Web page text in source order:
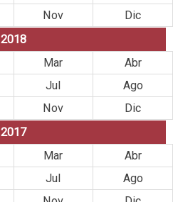
Nov
Dic
2018
Mar
Abr
Jul
Ago
Nov
Dic
2017
Mar
Abr
Jul
Ago